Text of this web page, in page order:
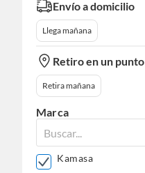
Envío a domicilio
Llega mañana
Retiro en un punto
Retira mañana
Marca
Kamasa